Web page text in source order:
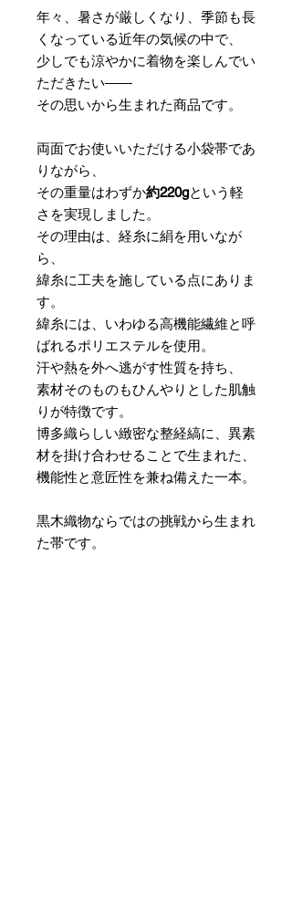
年々、暑さが厳しくなり、季節も長
くなっている近年の気候の中で、
少しでも涼やかに着物を楽しんでい
ただきたい――
その思いから生まれた商品です。
両面でお使いいただける小袋帯であ
りながら、
その重量はわずか約220gという軽
さを実現しました。
その理由は、経糸に絹を用いなが
ら、
緯糸に工夫を施している点にありま
す。
緯糸には、いわゆる高機能繊維と呼
ばれるポリエステルを使用。
汗や熱を外へ逃がす性質を持ち、
素材そのものもひんやりとした肌触
りが特徴です。
博多織らしい緻密な整経縞に、異素
材を掛け合わせることで生まれた、
機能性と意匠性を兼ね備えた一本。
黒木織物ならではの挑戦から生まれ
た帯です。